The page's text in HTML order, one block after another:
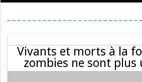
Vivants et morts à la
zombies ne sont plus